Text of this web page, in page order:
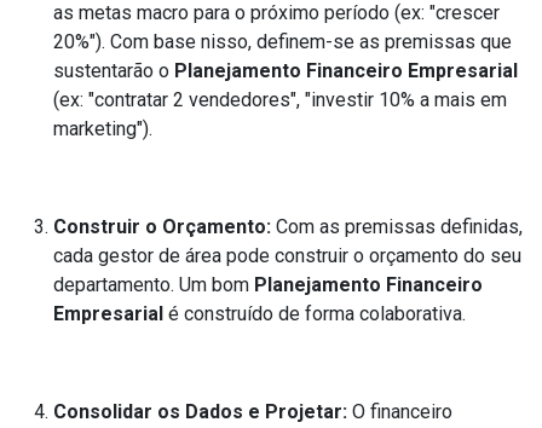
as metas macro para o próximo período (ex: "crescer
20%"). Com base nisso, definem-se as premissas que
sustentarão o Planejamento Financeiro Empresarial
(ex: "contratar 2 vendedores", "investir 10% a mais em
marketing").
Construir o Orçamento: Com as premissas definidas,
cada gestor de área pode construir o orçamento do seu
departamento. Um bom Planejamento Financeiro
Empresarial é construído de forma colaborativa.
Consolidar os Dados e Projetar: O financeiro